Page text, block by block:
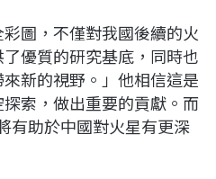
圖，不僅對我國後續的火
優質的研究基底，同時也
新的視野。」他相信這是
索，做出重要的貢獻。而
有助於中國對火星有更深